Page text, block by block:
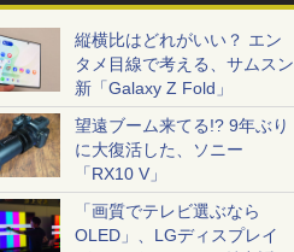
縦横比はどれがいい？ エン
タメ目線で考える、サムスン
新「Galaxy Z Fold」
望遠ブーム来てる!? 9年ぶり
に大復活した、ソニー
「RX10 V」
「画質でテレビ選ぶなら
OLED」、LGディスプレイ